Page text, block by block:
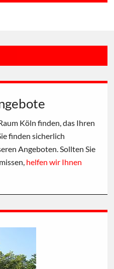
Köln finden, das Ihren
finden sicherlich
Angeboten. Sollten Sie
helfen wir Ihnen